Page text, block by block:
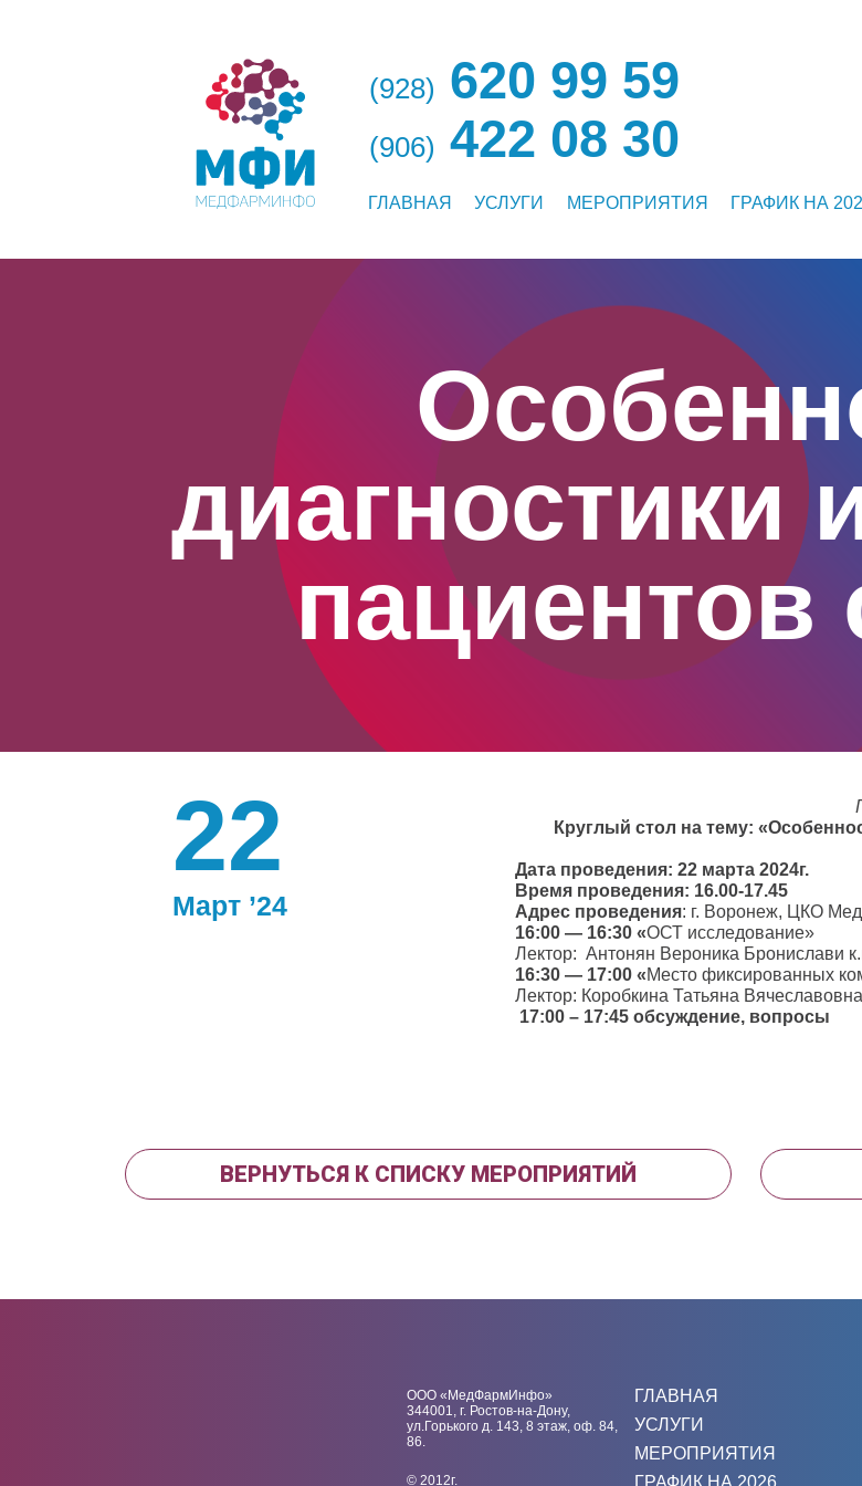
(928) 620 99 59
(906) 422 08 30
ГЛАВНАЯ УСЛУГИ МЕРОПРИЯТИЯ ГРАФИК НА
диагностики
пациентов
22
Март ’24
Круглый стол на тему:
Дата проведения: 22 марта 2024г.
Время проведения: 16.00-17.45
Адрес проведения: г. Воронеж, ЦКО
16:00 — 16:30 «ОСТ исследование»
Лектор: Антонян Вероника Бронислави
16:30 — 17:00 «Место фиксированных
Лектор: Коробкина Татьяна
17:00 – 17:45 обсуждение, вопросы
ВЕРНУТЬСЯ К СПИСКУ МЕРОПРИЯТИЙ
ООО «МедФармИнфо»
344001, г. Ростов-на-Дону,
ул.Горького д. 143, 8 этаж, оф. 84,
86.
© 2012г.
ГЛАВНАЯ
УСЛУГИ
МЕРОПРИЯТИЯ
ГРАФИК НА 2026